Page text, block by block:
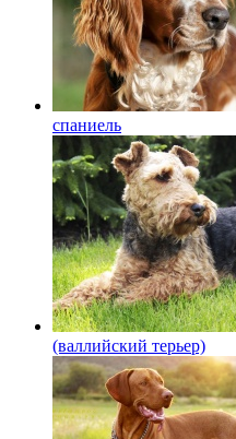
спаниель
(валлийский терьер)